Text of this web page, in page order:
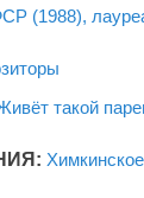
(1988),
такой